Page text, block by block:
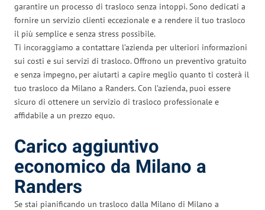
garantire un processo di trasloco senza intoppi. Sono dedicati a
fornire un servizio clienti eccezionale e a rendere il tuo trasloco
il più semplice e senza stress possibile.
Ti incoraggiamo a contattare l’azienda per ulteriori informazioni
sui costi e sui servizi di trasloco. Offrono un preventivo gratuito
e senza impegno, per aiutarti a capire meglio quanto ti costerà il
tuo trasloco da Milano a Randers. Con l’azienda, puoi essere
sicuro di ottenere un servizio di trasloco professionale e
affidabile a un prezzo equo.
Carico aggiuntivo
economico da Milano a
Randers
Se stai pianificando un trasloco dalla Milano di Milano a